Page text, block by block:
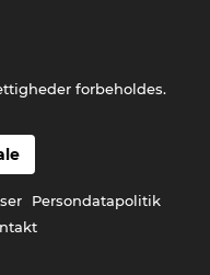
Persondatapolitik
forbeholdes.